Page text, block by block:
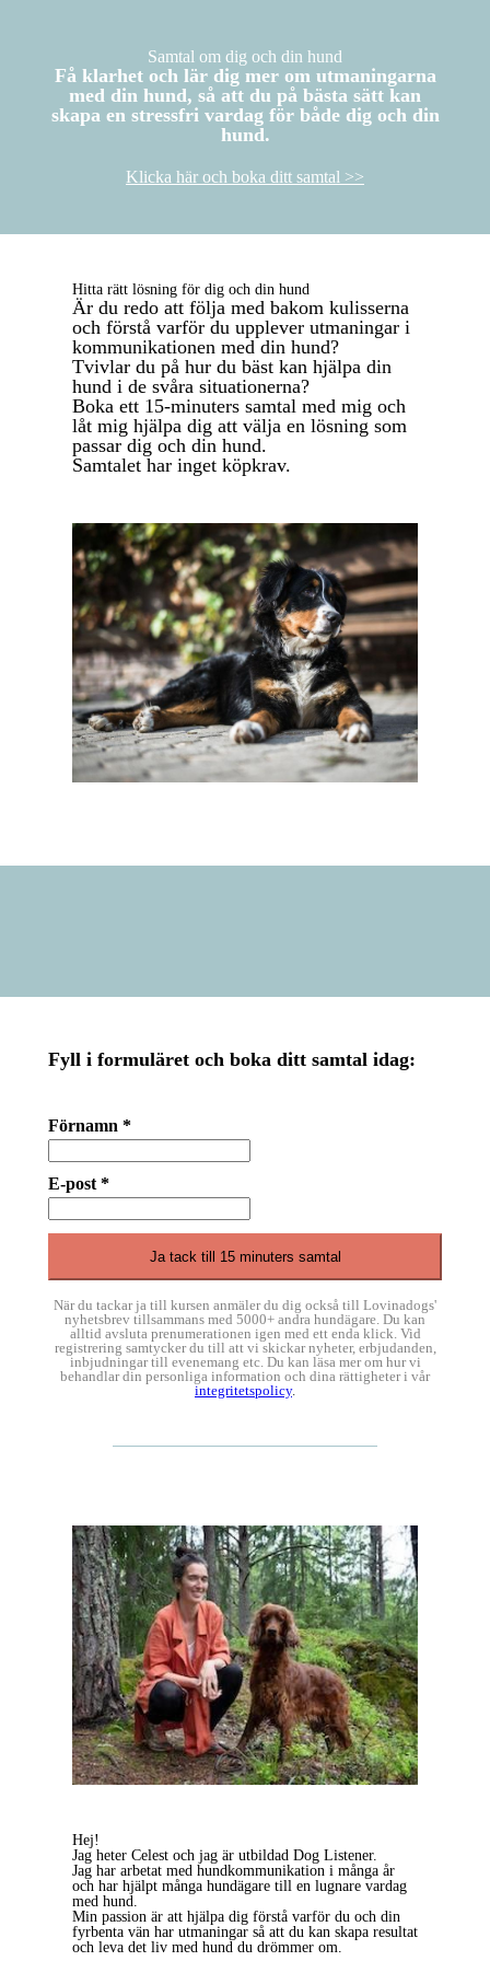
Samtal om dig och din hund
Få klarhet och lär dig mer om utmaningarna
med din hund, så att du på bästa sätt kan
skapa en stressfri vardag för både dig och din
hund.
Klicka här och boka ditt samtal >>
Hitta rätt lösning för dig och din hund
Är du redo att följa med bakom kulisserna
och förstå varför du upplever utmaningar i
kommunikationen med din hund?
Tvivlar du på hur du bäst kan hjälpa din
hund i de svåra situationerna?
Boka ett 15-minuters samtal med mig och
låt mig hjälpa dig att välja en lösning som
passar dig och din hund.
Samtalet har inget köpkrav.
Fyll i formuläret och boka ditt samtal idag:
Förnamn *
E-post *
När du tackar ja till kursen anmäler du dig också till Lovinadogs'
nyhetsbrev tillsammans med 5000+ andra hundägare. Du kan
alltid avsluta prenumerationen igen med ett enda klick. Vid
registrering samtycker du till att vi skickar nyheter, erbjudanden,
inbjudningar till evenemang etc. Du kan läsa mer om hur vi
behandlar din personliga information och dina rättigheter i vår
integritetspolicy.
Hej!
Jag heter Celest och jag är utbildad Dog Listener.
Jag har arbetat med hundkommunikation i många år
och har hjälpt många hundägare till en lugnare vardag
med hund.
Min passion är att hjälpa dig förstå varför du och din
fyrbenta vän har utmaningar så att du kan skapa resultat
och leva det liv med hund du drömmer om.